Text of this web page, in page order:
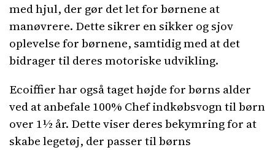
med hjul, der gør det let for børnene at
manøvrere. Dette sikrer en sikker og sjov
oplevelse for børnene, samtidig med at det
bidrager til deres motoriske udvikling.
Ecoiffier har også taget højde for børns alder
ved at anbefale 100% Chef indkøbsvogn til børn
over 1½ år. Dette viser deres bekymring for at
skabe legetøj, der passer til børns